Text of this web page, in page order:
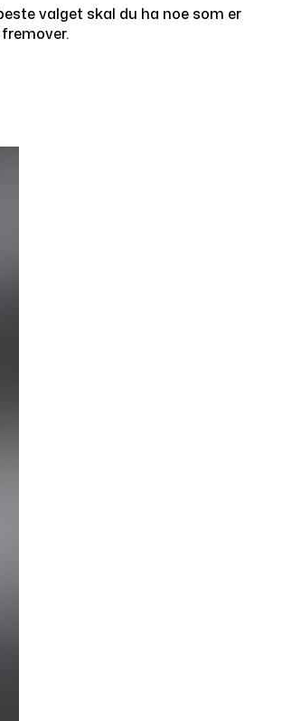
valget skal du ha noe som er